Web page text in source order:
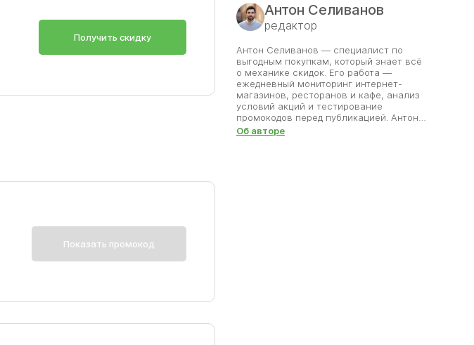
Получить скидку
Показать промокод
Антон Селиванов
редактор
Антон Селиванов — специалист по
выгодным покупкам, который знает всё
о механике скидок. Его работа —
ежедневный мониторинг интернет-
магазинов, ресторанов и кафе, анализ
условий акций и тестирование
промокодов перед публикацией. Антон
уверен, что экономия должна быть
честной и прозрачной, поэтому на сайт
Об авторе